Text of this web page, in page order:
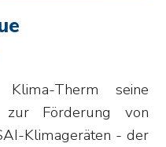
Therm seine
zur Förderung von
Klimageräten - der